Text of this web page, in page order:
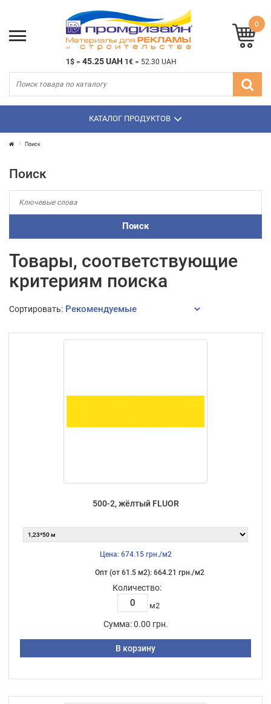
1$ = 45.25 UAH 1€ = 52.30 UAH
0
КАТАЛОГ ПРОДУКТОВ
Поиск
Поиск
Товары, соответствующие
критериям поиска
Сортировать:
500-2, жёлтый FLUOR
Цена: 674.15 грн./м2
Опт (от 61.5 м2): 664.21 грн./м2
Количество:
м2
Сумма: 0.00 грн.
В корзину